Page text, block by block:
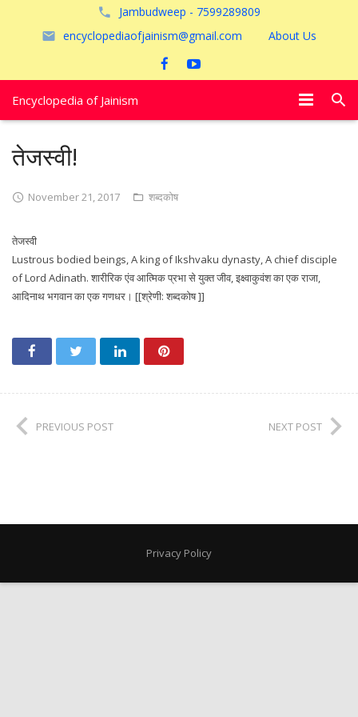
Jambudweep - 7599289809
encyclopediaofjainism@gmail.com
About Us
Encyclopedia of Jainism
अयोध्या
तेजस्वी!
November 21, 2017 शब्दकोष
तेजस्वी
Lustrous bodied beings, A king of Ikshvaku dynasty, A chief disciple
of Lord Adinath. शारीरिक एंव आत्मिक प्रभा से युक्त जीव, इक्ष्वाकुवंश का एक राजा,
आदिनाथ भगवान का एक गणधर। [[श्रेणी: शब्दकोष ]]
PREVIOUS POST NEXT POST
Privacy Policy